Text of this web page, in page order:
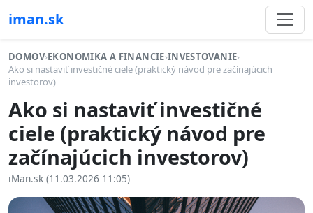
iman.sk
DOMOV›EKONOMIKA A FINANCIE›INVESTOVANIE›
Ako si nastaviť investičné ciele (praktický návod pre začínajúcich
investorov)
Ako si nastaviť investičné
ciele (praktický návod pre
začínajúcich investorov)
iMan.sk (11.03.2026 11:05)